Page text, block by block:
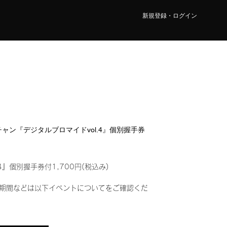
新規登録・ログイン
ン『デジタルブロマイドvol.4』個別握手券
』個別握手券付1,700円(税込み)
間などは以下イベントについてをご確認くだ